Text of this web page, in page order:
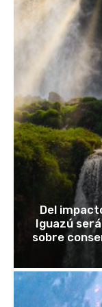
Del
Iguazú
sobre